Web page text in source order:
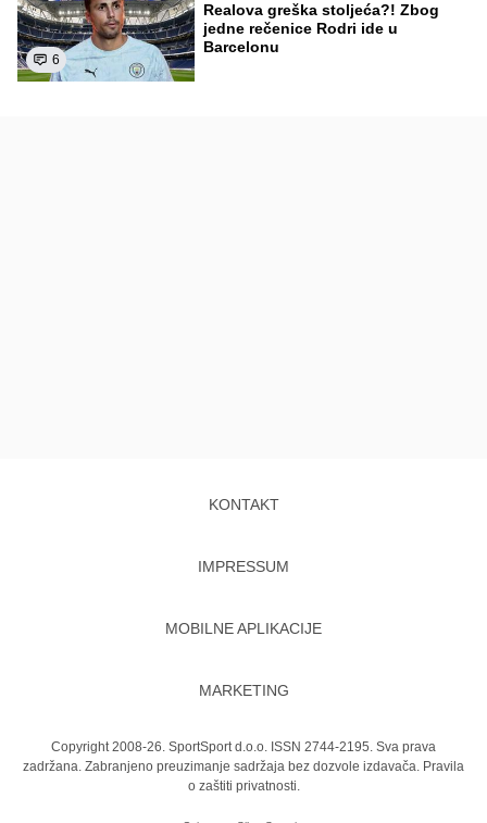
6
Realova greška stoljeća?! Zbog
jedne rečenice Rodri ide u
Barcelonu
KONTAKT
IMPRESSUM
MOBILNE APLIKACIJE
MARKETING
Copyright 2008-26. SportSport d.o.o. ISSN 2744-2195. Sva prava
zadržana. Zabranjeno preuzimanje sadržaja bez dozvole izdavača. Pravila
o zaštiti privatnosti.